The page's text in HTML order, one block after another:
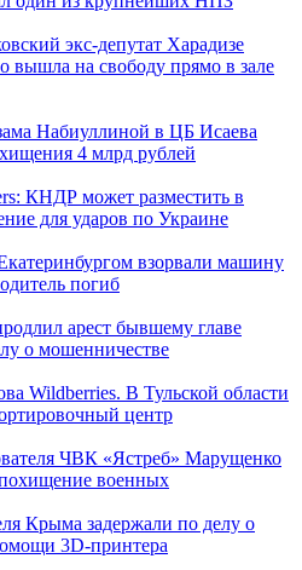
экс-депутат Харадизе
вышла на свободу прямо в зале
Набиуллиной в ЦБ Исаева
4 млрд рублей
КНДР может разместить в
для ударов по Украине
взорвали машину
погиб
арест бывшему главе
о мошенничестве
Wildberries. В Тульской области
центр
ЧВК «Ястреб» Марущенко
военных
Крыма задержали по делу о
3D‑принтера